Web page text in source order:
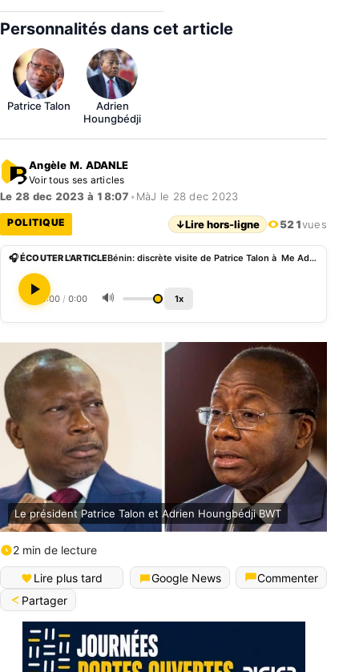
Personnalités dans cet article
Patrice Talon
Adrien
Houngbédji
Angèle M. ADANLE
Voir tous ses articles
Le 28 dec 2023 à 18:07 • MàJ le 28 dec 2023
POLITIQUE ↓Lire hors-ligne 521vues
🎧 ÉCOUTER L'ARTICLE Bénin: discrète visite de Patrice Talon à Me Adrien Houngbédji à Porto-Novo
0:00 / 0:00 🔊 1x
Le président Patrice Talon et Adrien Houngbédji BWT
2 min de lecture
Lire plus tard Google News
Commenter
Partager